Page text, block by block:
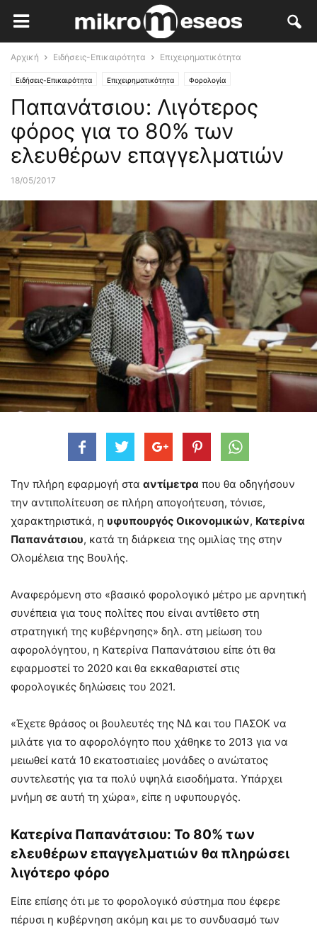
Αρχική Ειδήσεις-Επικαιρότητα Επιχειρηματικότητα
Ειδήσεις-Επικαιρότητα Επιχειρηματικότητα Φορολογία
Ανθρώπινο Δυναμικό
Παπανάτσιου: Λιγότερος
φόρος για το 80% των
ελευθέρων επαγγελματιών
18/05/2017
Την πλήρη εφαρμογή στα αντίμετρα που θα οδηγήσουν
την αντιπολίτευση σε πλήρη απογοήτευση, τόνισε,
χαρακτηριστικά, η υφυπουργός Οικονομικών, Κατερίνα
Παπανάτσιου, κατά τη διάρκεια της ομιλίας της στην
Ολομέλεια της Βουλής.
Αναφερόμενη στο «βασικό φορολογικό μέτρο με αρνητική
συνέπεια για τους πολίτες που είναι αντίθετο στη
στρατηγική της κυβέρνησης» δηλ. στη μείωση του
αφορολόγητου, η Κατερίνα Παπανάτσιου είπε ότι θα
εφαρμοστεί το 2020 και θα εκκαθαριστεί στις
φορολογικές δηλώσεις του 2021.
«Έχετε θράσος οι βουλευτές της ΝΔ και του ΠΑΣΟΚ να
μιλάτε για το αφορολόγητο που χάθηκε το 2013 για να
μειωθεί κατά 10 εκατοστιαίες μονάδες ο ανώτατος
συντελεστής για τα πολύ υψηλά εισοδήματα. Υπάρχει
μνήμη σε αυτή τη χώρα», είπε η υφυπουργός.
Κατερίνα Παπανάτσιου: Το 80% των
ελευθέρων επαγγελματιών θα πληρώσει
λιγότερο φόρο
Είπε επίσης ότι με το φορολογικό σύστημα που έφερε
πέρυσι η κυβέρνηση ακόμη και με το συνδυασμό των